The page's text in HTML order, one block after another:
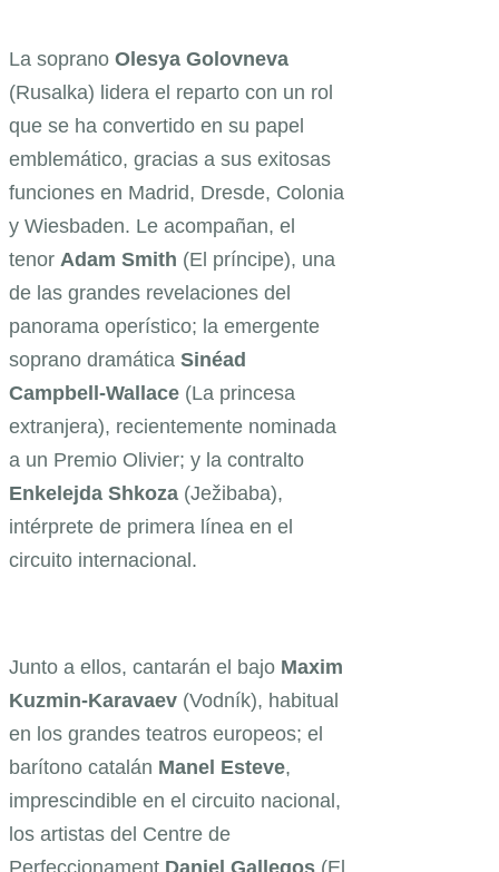
La soprano Olesya Golovneva
(Rusalka) lidera el reparto con un rol
que se ha convertido en su papel
emblemático, gracias a sus exitosas
funciones en Madrid, Dresde, Colonia
y Wiesbaden. Le acompañan, el
tenor Adam Smith (El príncipe), una
de las grandes revelaciones del
panorama operístico; la emergente
soprano dramática Sinéad
Campbell-Wallace (La princesa
extranjera), recientemente nominada
a un Premio Olivier; y la contralto
Enkelejda Shkoza (Ježibaba),
intérprete de primera línea en el
circuito internacional.
Junto a ellos, cantarán el bajo Maxim
Kuzmin-Karavaev (Vodník), habitual
en los grandes teatros europeos; el
barítono catalán Manel Esteve,
imprescindible en el circuito nacional,
los artistas del Centre de
Perfeccionament Daniel Gallegos (El